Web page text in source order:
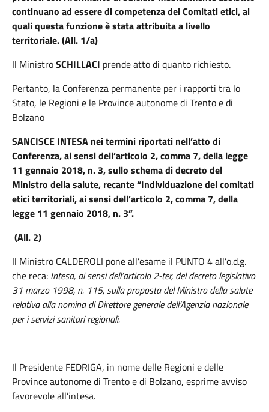
continuano ad essere di competenza dei Comitati etici, ai
quali questa funzione è stata attribuita a livello
territoriale. (All. 1/a)
Il MinistroSCHILLACI prende atto di quanto richiesto.
Pertanto, la Conferenza permanente per i rapporti tra lo
Stato, le Regioni e le Province autonome di Trento e di
Bolzano
SANCISCE INTESA nei termini riportati nell’atto di
Conferenza, ai sensi dell’articolo 2, comma 7, della legge
11 gennaio 2018, n. 3, sullo schema di decreto del
Ministro della salute, recante “Individuazione dei comitati
etici territoriali, ai sensi dell’articolo 2, comma 7, della
legge 11 gennaio 2018, n. 3”.
(All. 2)
Il Ministro CALDEROLI pone all’esame il PUNTO 4 all’o.d.g.
che reca: Intesa, ai sensi dell’articolo 2-ter, del decreto legislativo
31 marzo 1998, n. 115, sulla proposta del Ministro della salute
relativa alla nomina di Direttore generale dell’Agenzia nazionale
per i servizi sanitari regionali.
Il Presidente FEDRIGA, in nome delle Regioni e delle
Province autonome di Trento e di Bolzano, esprime avviso
favorevole all’intesa.